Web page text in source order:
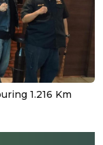
1.216 Km